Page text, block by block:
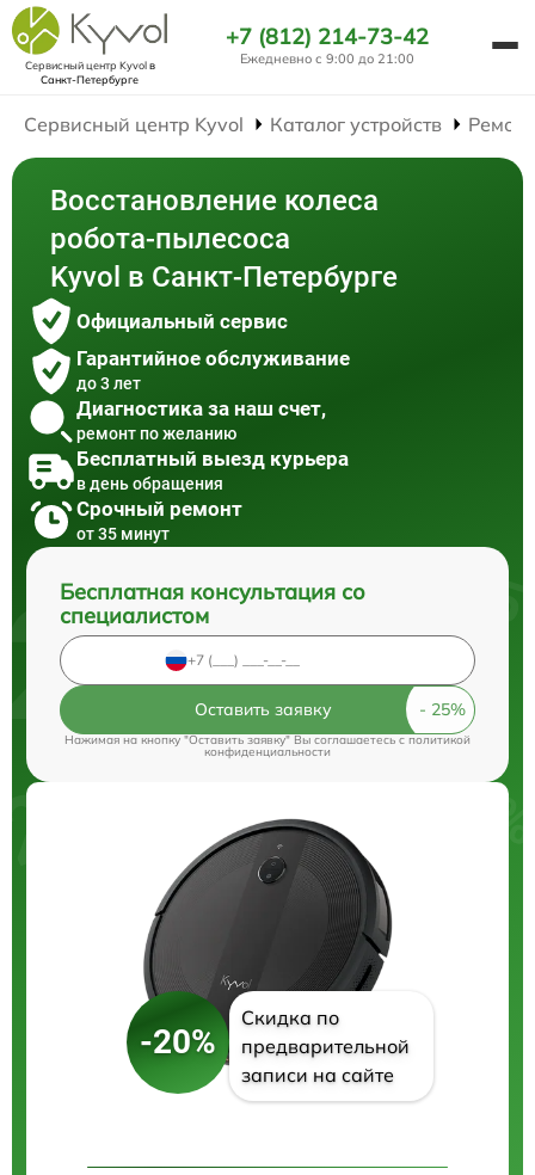
Сервисный центр Kyvolв
Санкт-Петербурге
+7 (812) 214-73-42
Ежедневно с 9:00 до 21:00
Сервисный центр Kyvol Каталог устройств
Восстановление колеса
робота-пылесоса
Kyvol в Санкт-Петербурге
Официальный сервис
Гарантийное обслуживание
до 3 лет
Диагностика за наш счет,
ремонт по желанию
Бесплатный выезд курьера
в день обращения
Срочный ремонт
от 35 минут
Бесплатная консультация со
специалистом
Оставить заявку
Нажимая на кнопку "Оставить заявку" Вы соглашаетесь cполитикой
конфиденциальности
-20%
Скидка по
предварительной
записи на сайте